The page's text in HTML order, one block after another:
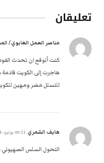
تعليقان
مناصر العمل الغابوي /
كنت أتوقع ان تحدث
هاجرت إلى الكويت
للتسلل مضر ومهين
هايف الشمري 21 يونيو، 2024 1:24 م
التحول السلس